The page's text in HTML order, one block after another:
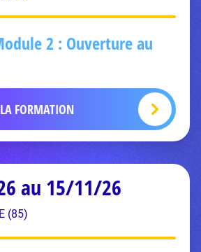
2 : Ouverture au
FORMATION
au 15/11/26
(85)